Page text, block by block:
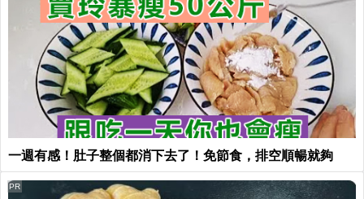
一週有感！肚子整個都消下去了！免節食，排空順暢就夠
PR